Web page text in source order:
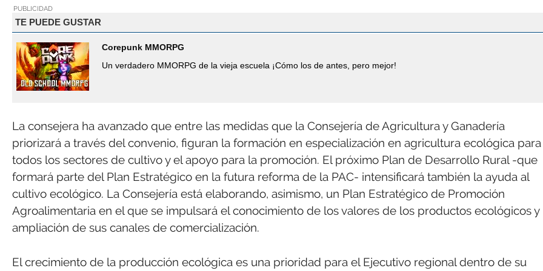
PUBLICIDAD
TE PUEDE GUSTAR
Corepunk MMORPG
Un verdadero MMORPG de la vieja escuela ¡Cómo los de antes, pero mejor!
La consejera ha avanzado que entre las medidas que la Consejería de Agricultura y Ganadería
priorizará a través del convenio, figuran la formación en especialización en agricultura ecológica para
todos los sectores de cultivo y el apoyo para la promoción. El próximo Plan de Desarrollo Rural -que
formará parte del Plan Estratégico en la futura reforma de la PAC- intensificará también la ayuda al
cultivo ecológico. La Consejería está elaborando, asimismo, un Plan Estratégico de Promoción
Agroalimentaria en el que se impulsará el conocimiento de los valores de los productos ecológicos y
ampliación de sus canales de comercialización.
El crecimiento de la producción ecológica es una prioridad para el Ejecutivo regional dentro de su